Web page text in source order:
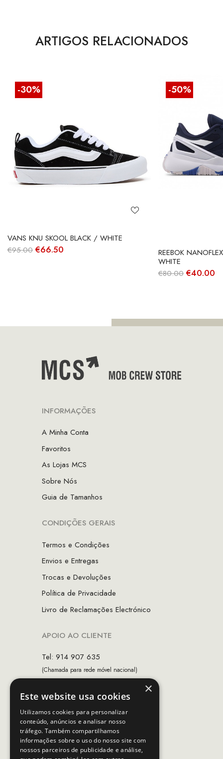
ARTIGOS RELACIONADOS
-30%
VANS KNU SKOOL BLACK / WHITE
€95.00 O
€66.50
-50%
REEBOK
WHITE
€80.00 O
€40.00
INFORMAÇÕES
A Minha Conta
Favoritos
As Lojas MCS
Sobre Nós
Guia de Tamanhos
CONDIÇÕES GERAIS
Termos e Condições
Envios e Entregas
Trocas e Devoluções
Política de Privacidade
Livro de Reclamações Electrónico
APOIO AO CLIENTE
Tel: 914 907 635
(Chamada para rede móvel nacional)
Horário de contacto:
Dias úteis das 10h as 19h
SEGUE-NOS
×
Este website usa cookies
Utilizamos cookies para personalizar
conteúdo, anúncios e analisar nosso
tráfego. Também compartilhamos
informações sobre o uso do nosso site com
nossos parceiros de publicidade e análise,